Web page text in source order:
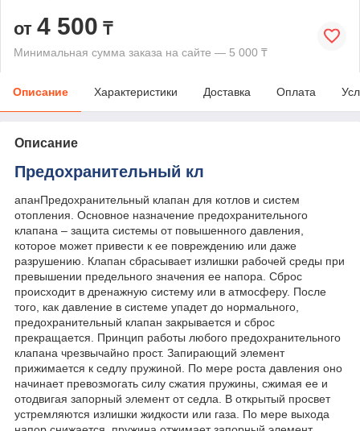
от 4 500 ₸
Минимальная сумма заказа на сайте — 5 000 ₸
Описание Характеристики Доставка Оплата
Описание
Предохранительный кл
апанПредохранительный клапан для котлов и систем
отопления. Основное назначение предохранительного
клапана – защита системы от повышенного давления,
которое может привести к ее повреждению или даже
разрушению. Клапан сбрасывает излишки рабочей среды при
превышении предельного значения ее напора. Сброс
происходит в дренажную систему или в атмосферу. После
того, как давление в системе упадет до нормального,
предохранительный клапан закрывается и сброс
прекращается. Принцип работы любого предохранительного
клапана чрезвычайно прост. Запирающий элемент
прижимается к седлу пружиной. По мере роста давления оно
начинает превозмогать силу сжатия пружины, сжимая ее и
отодвигая запорный элемент от седла. В открытый просвет
устремляются излишки жидкости или газа. По мере выхода